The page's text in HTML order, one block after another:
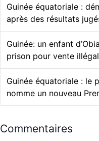
Guinée équatoriale :
après des résultats
Guinée: un enfant
prison pour vente
Guinée équatoriale : le
nomme un nouveau
Commentaires